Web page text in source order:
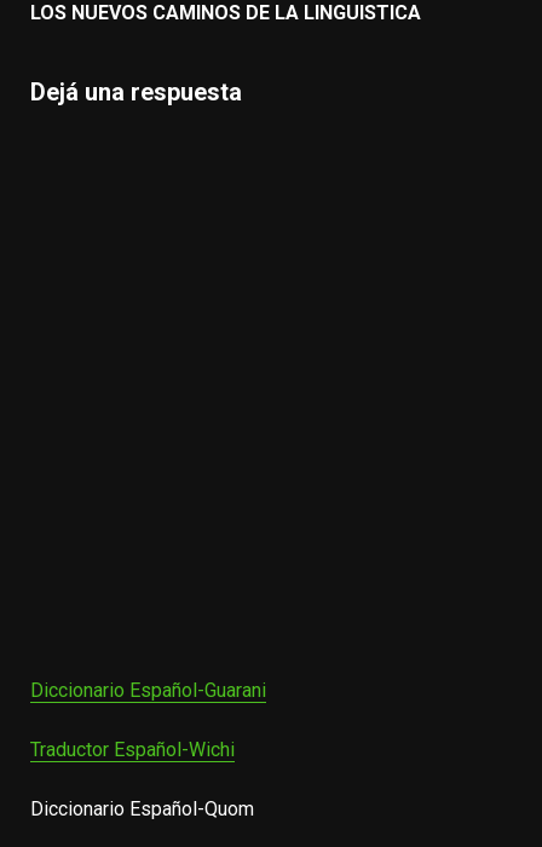
LOS NUEVOS CAMINOS DE LA LINGUISTICA
Dejá una respuesta
Diccionario Español-Guarani
Traductor Español-Wichi
Diccionario Español-Quom